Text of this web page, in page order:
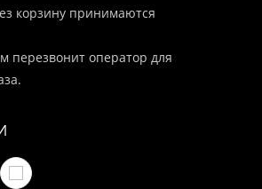
корзину принимаются
перезвонит оператор для